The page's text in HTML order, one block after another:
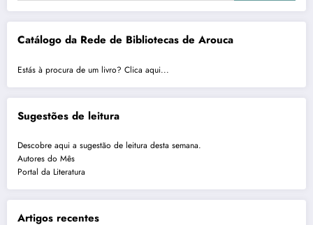
Catálogo da Rede de Bibliotecas de Arouca
Estás à procura de um livro? Clica aqui...
Sugestões de leitura
Descobre aqui a sugestão de leitura desta semana.
Autores do Mês
Portal da Literatura
Artigos recentes